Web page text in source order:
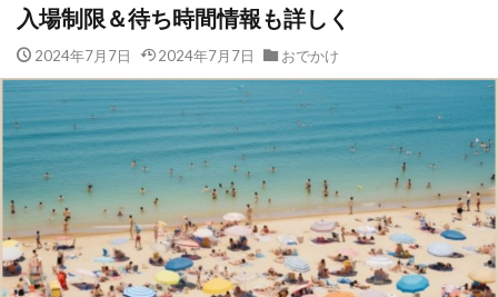
入場制限＆待ち時間情報も詳しく
2024年7月7日 2024年7月7日 おでかけ